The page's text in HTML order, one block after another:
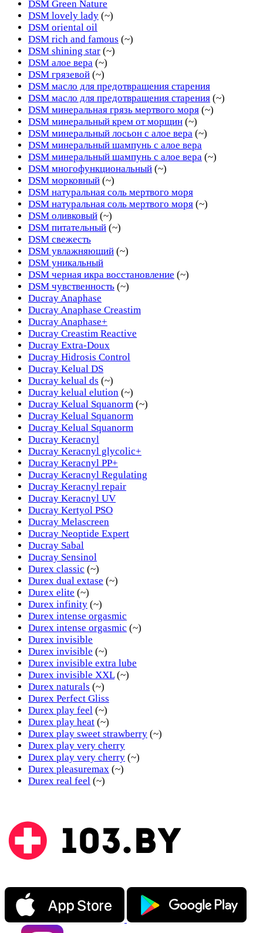
DSM Green Nature
DSM lovely lady (~)
DSM oriental oil
DSM rich and famous (~)
DSM shining star (~)
DSM алое вера (~)
DSM грязевой (~)
DSM масло для предотвращения старения
DSM масло для предотвращения старения (~)
DSM минеральная грязь мертвого моря (~)
DSM минеральный крем от морщин (~)
DSM минеральный лосьон с алое вера (~)
DSM минеральный шампунь с алое вера
DSM минеральный шампунь с алое вера (~)
DSM многофункциональный (~)
DSM морковный (~)
DSM натуральная соль мертвого моря
DSM натуральная соль мертвого моря (~)
DSM оливковый (~)
DSM питательный (~)
DSM свежесть
DSM увлажняющий (~)
DSM уникальный
DSM черная икра восстановление (~)
DSM чувственность (~)
Ducray Anaphase
Ducray Anaphase Creastim
Ducray Anaphase+
Ducray Creastim Reactive
Ducray Extra-Doux
Ducray Hidrosis Control
Ducray Kelual DS
Ducray kelual ds (~)
Ducray kelual elution (~)
Ducray Kelual Squanorm (~)
Ducray Kelual Squanorm
Ducray Kelual Squanorm
Ducray Keracnyl
Ducray Keracnyl glycolic+
Ducray Keracnyl PP+
Ducray Keracnyl Regulating
Ducray Keracnyl repair
Ducray Keracnyl UV
Ducray Kertyol PSO
Ducray Melascreen
Ducray Neoptide Expert
Ducray Sabal
Ducray Sensinol
Durex classic (~)
Durex dual extase (~)
Durex elite (~)
Durex infinity (~)
Durex intense orgasmic
Durex intense orgasmic (~)
Durex invisible
Durex invisible (~)
Durex invisible extra lube
Durex invisible XXL (~)
Durex naturals (~)
Durex Perfect Gliss
Durex play feel (~)
Durex play heat (~)
Durex play sweet strawberry (~)
Durex play very cherry
Durex play very cherry (~)
Durex pleasuremax (~)
Durex real feel (~)